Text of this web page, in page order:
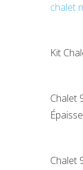
chalet
Kit
Chalet
Chalet